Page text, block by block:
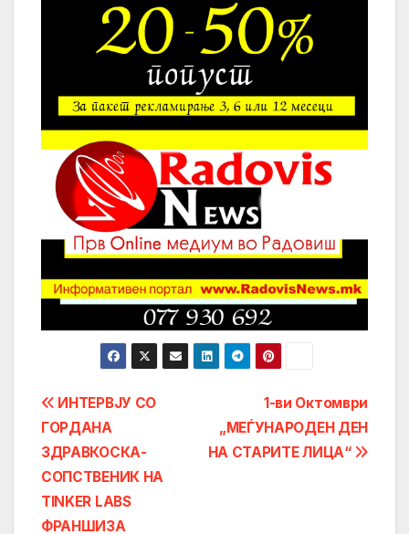
Post
navigation
1-ви Октомври
„МЕЃУНАРОДЕН ДЕН
НА СТАРИТЕ ЛИЦА“
ИНТЕРВЈУ СО
ГОРДАНА
ЗДРАВКОСКА-
СОПСТВЕНИК НА
TINKER LABS
ФРАНШИЗА